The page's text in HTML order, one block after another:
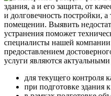
здания, а и его защита, от
и долговечность постройки,
помещении. Выявить
устранения поможет
специалисты нашей
предоставлением
услуги являются актуальными
для текущего контроля
при подготовке здания